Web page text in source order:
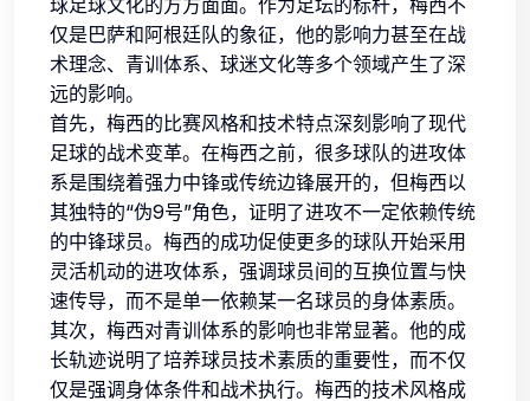
仅是巴萨和阿根廷队的象征，他的影响力甚至在战
术理念、青训体系、球迷文化等多个领域产生了深
远的影响。
首先，梅西的比赛风格和技术特点深刻影响了现代
足球的战术变革。在梅西之前，很多球队的进攻体
系是围绕着强力中锋或传统边锋展开的，但梅西以
其独特的“伪9号”角色，证明了进攻不一定依赖传统
的中锋球员。梅西的成功促使更多的球队开始采用
灵活机动的进攻体系，强调球员间的互换位置与快
速传导，而不是单一依赖某一名球员的身体素质。
其次，梅西对青训体系的影响也非常显著。他的成
长轨迹说明了培养球员技术素质的重要性，而不仅
仅是强调身体条件和战术执行。梅西的技术风格成